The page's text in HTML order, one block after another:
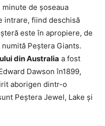
de șoseaua
intrare, fiind deschisă
este în apropiere, de
Peștera Giants.
din Australia a fost
Dawson în1899,
aborigen dintr-o
Peștera Jewel, Lake și